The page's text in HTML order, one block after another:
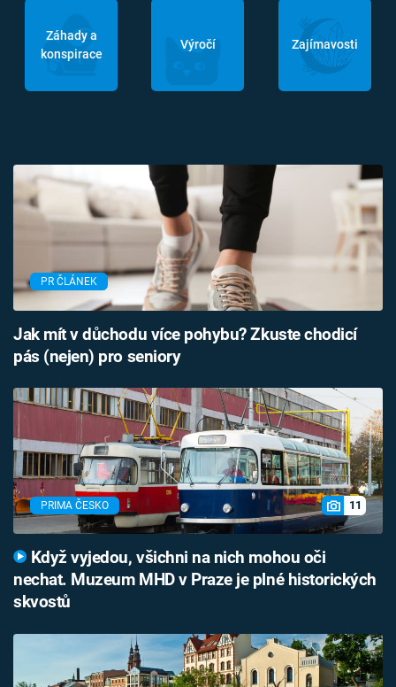
Záhady a
konspirace
Výročí Zajímavosti
PR ČLÁNEK
Jak mít v důchodu více pohybu? Zkuste chodicí
pás (nejen) pro seniory
PRIMA ČESKO 11
Když vyjedou, všichni na nich mohou oči
nechat. Muzeum MHD v Praze je plné historických
skvostů